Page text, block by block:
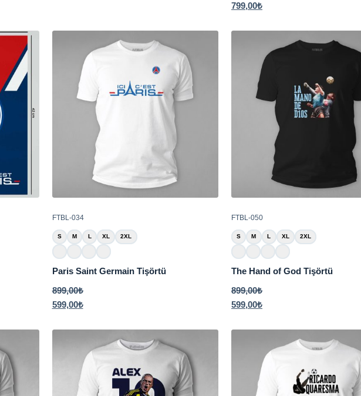
799,00₺
FTBL-034
S M L XL 2XL
Paris Saint Germain Tişörtü
899,00₺
599,00₺
FTBL-050
S M L XL 2XL
The Hand of God Tişörtü
899,00₺
599,00₺